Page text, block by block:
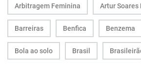
Arbitragem Feminina Artur Soares
Barreiras Benfica Benzema
Bola ao solo Brasil